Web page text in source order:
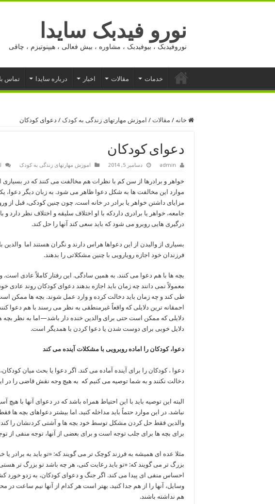
نورو فیدبک سایدا
نوروفیدبک ، بیوفیدبک ، مشاوره ، بیش فعالی ، هیپنوتیزم ، چاقی
خدمات مقالات اخبار درباره سایدا تماس
خانه / مقالات / اموزش مهارتهای زندگی به کودک / دعوای کودکان
دعوای کودکان
admin دسامبر 5, 2014 اموزش مهارتهای زندگی به کودک
خواهر و برادرها از سن کم با نظرات هم مخالفت می کنند که در بسیاری
موارد این مخالفت ها به شکل دعوا ظاهر می شود. به زبان دیگر دعوا،
مزایای داشتن خواهر یا برادر در خانه است. چون چنین کودکی، قبل از
جامعه، خواهر یا برادری داردکه با او اختلاف سلیقه و اختلاف نظر دارد و با
درگیری هایی روبرو می شود که باید سعی کند آنها را حل کند.
بسیاری از والیدن از این دعواها هراس دارند و نگران هستند اما والدین
فرزندان خود اجازه رویارویی با چنین مشکلاتی را بدهند.
بچه ها با هم دعوا می کنند. به همین سادگی. این رفتار کاملاً عادی است.
معمولاً نمی دانند چه زمان باید اجازه بدهند دعوای کودکان روند عادی
طی کند و چه زمان باید دخالت کرده و وارد عمل شوند. بچه ها ممکن
احمقانه ترین دلایلی که واقعاً غیرمنطقی به نظر می رسند با هم دعوا
دلایلی که ممکن است حتی برای والدین خنده دار باشد—اما به نظر بچه
دلایل خوبی برای دوست شدن یا دعوا کردن با همدیگر است.
دعوا، کودکان را اماده روبرویی با مشکلات آینده می کند
دعوا ، کودکان را برای آینده آماده می کند. اگر دعوا یا بحث میان
دخالت نکنند و به شما توصیه می کنیم که به هیچ وجه نقش قاضی را در
البته این توصیه باید با این احتیاط همراه باشد که در دعوای آنها با
نباشد. در این موارد حتماً باید مداخله کنید. اما بیشتر دعواهای بچه
والدین فقط حل کردن مشکل توسط خود بچه ها و آشتی کردنشان را
برای بچه ها برای جلب توجه است و برای بعضی از آنها، توجه منفی از
مثلا عده ای همیشه به فرزند کوچک تر می گویند که: «تو باید به برادر یا
بزرگ تر می گویند که: «تو باید رعایت کنی، هر چه باشد تو بزرگ تر
احساس منفی ای پیدا می کند. اگر جنگ و دعوای کودکان، به زدو خورد
وسایل، آنها را از هم جدا کنید. بهتر است هر کدام از آنها نیم ساعت در
هم نداشته باشند.